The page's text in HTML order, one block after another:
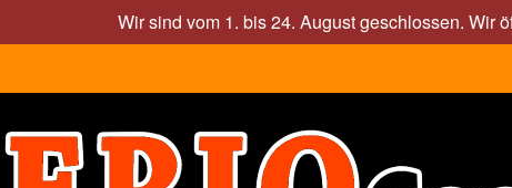
Wir sind vom 1. bis 24. August geschlossen. Wir